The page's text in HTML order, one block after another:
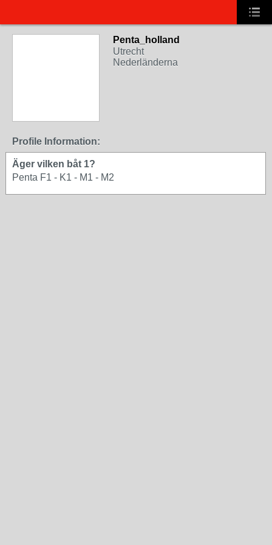
Penta_holland
Utrecht
Nederländerna
Profile Information:
Äger vilken båt 1?
Penta F1 - K1 - M1 - M2